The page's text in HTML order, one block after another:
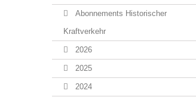
Abonnements Historischer
Kraftverkehr
2026
2025
2024